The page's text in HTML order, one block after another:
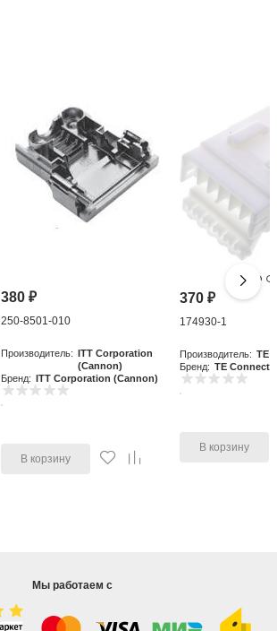
380₽
250-8501-010
Производитель:
ITT Corporation
(Cannon)
Бренд:
ITT Corporation (Cannon)
В корзину
370₽
174930-1
Производитель: TE
Бренд: TE
В корзину
Мы работаем с